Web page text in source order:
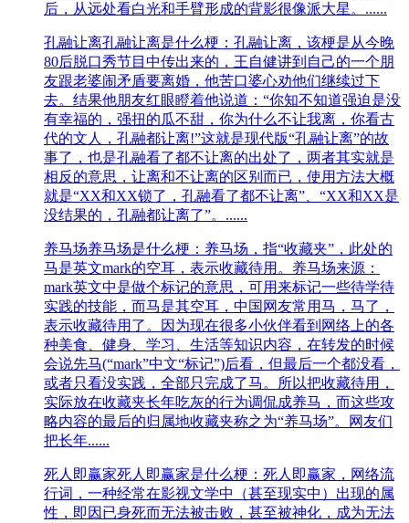
后，从远处看白光和手臂形成的背影很像派大星。......
孔融让离孔融让离是什么梗：孔融让离，该梗是从今晚
80后脱口秀节目中传出来的，王自健讲到自己的一个朋
友跟老婆闹矛盾要离婚，他苦口婆心劝他们继续过下
去。结果他朋友红眼瞪着他说道：“你知不知道强迫是没
有幸福的，强扭的瓜不甜，你为什么不让我离，你看古
代的文人，孔融都让离!”这就是现代版“孔融让离”的故
事了，也是孔融看了都不让离的出处了，两者其实就是
相反的意思，让离和不让离的区别而已，使用方法大概
就是“XX和XX锁了，孔融看了都不让离”、“XX和XX是
没结果的，孔融都让离了”。......
养马场养马场是什么梗：养马场，指“收藏夹”，此处的
马是英文mark的空耳，表示收藏待用。养马场来源：
mark英文中是做个标记的意思，可用来标记一些待学待
实践的技能，而马是其空耳，中国网友常用马，马了，
表示收藏待用了。因为现在很多小伙伴看到网络上的各
种美食、健身、学习、生活等知识内容，在转发的时候
会说先马(“mark”中文“标记”)后看，但最后一个都没看，
或者只看没实践，全部只完成了马。所以把收藏待用，
实际放在收藏夹长年吃灰的行为调侃成养马，而这些攻
略内容的最后的归属地收藏夹称之为“养马场”。网友们
把长年......
死人即赢家死人即赢家是什么梗：死人即赢家，网络流
行词，一种经常在影视文学中（甚至现实中）出现的属
性，即因已身死而无法被击败，甚至被神化，成为无法